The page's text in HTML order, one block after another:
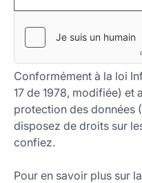
Conformément à la loi
17 de 1978, modifiée) et
protection des données
disposez de droits sur
confiez.
Pour en savoir plus sur